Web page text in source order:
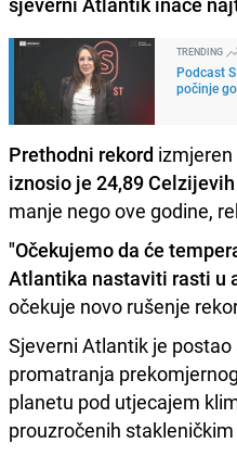
TRENDING
Podcast
počinje
Prethodni rekord
iznosio je 24,89
manje nego ove godine,
"Očekujemo da će
Atlantika nastaviti rasti u
očekuje novo rušenje
Sjeverni Atlantik je
promatranja
planetu pod utjecajem
prouzročenih